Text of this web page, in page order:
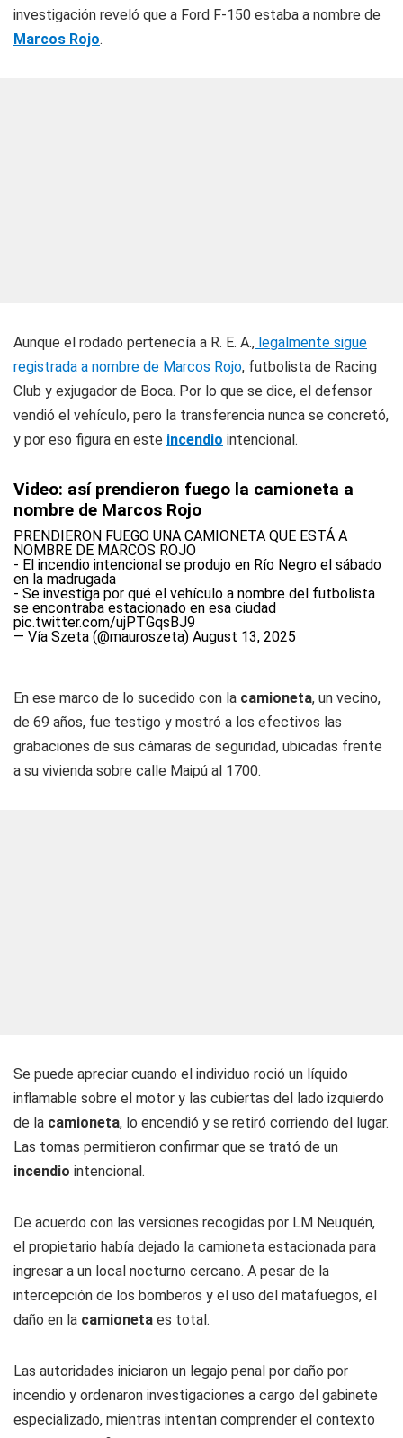
investigación reveló que a Ford F-150 estaba a nombre de
Marcos Rojo.
Aunque el rodado pertenecía a R. E. A., legalmente sigue
registrada a nombre de Marcos Rojo, futbolista de Racing
Club y exjugador de Boca. Por lo que se dice, el defensor
vendió el vehículo, pero la transferencia nunca se concretó,
y por eso figura en este incendio intencional.
Video: así prendieron fuego la camioneta a
nombre de Marcos Rojo
PRENDIERON FUEGO UNA CAMIONETA QUE ESTÁ A
NOMBRE DE MARCOS ROJO
- El incendio intencional se produjo en Río Negro el sábado
en la madrugada
- Se investiga por qué el vehículo a nombre del futbolista
se encontraba estacionado en esa ciudad
pic.twitter.com/ujPTGqsBJ9
— Vía Szeta (@mauroszeta) August 13, 2025
En ese marco de lo sucedido con la camioneta, un vecino,
de 69 años, fue testigo y mostró a los efectivos las
grabaciones de sus cámaras de seguridad, ubicadas frente
a su vivienda sobre calle Maipú al 1700.
Se puede apreciar cuando el individuo roció un líquido
inflamable sobre el motor y las cubiertas del lado izquierdo
de la camioneta, lo encendió y se retiró corriendo del lugar.
Las tomas permitieron confirmar que se trató de un
incendio intencional.
De acuerdo con las versiones recogidas por LM Neuquén,
el propietario había dejado la camioneta estacionada para
ingresar a un local nocturno cercano. A pesar de la
intercepción de los bomberos y el uso del matafuegos, el
daño en la camioneta es total.
Las autoridades iniciaron un legajo penal por daño por
incendio y ordenaron investigaciones a cargo del gabinete
especializado, mientras intentan comprender el contexto